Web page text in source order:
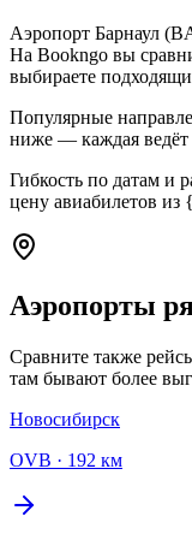
Аэропорт Барнаул
На Bookngo вы
выбираете
Популярные
ниже — каждая
Гибкость по датам и
цену авиабилетов из
Аэропорты
Сравните также
там бывают более
Новосибирск
OVB · 192 км